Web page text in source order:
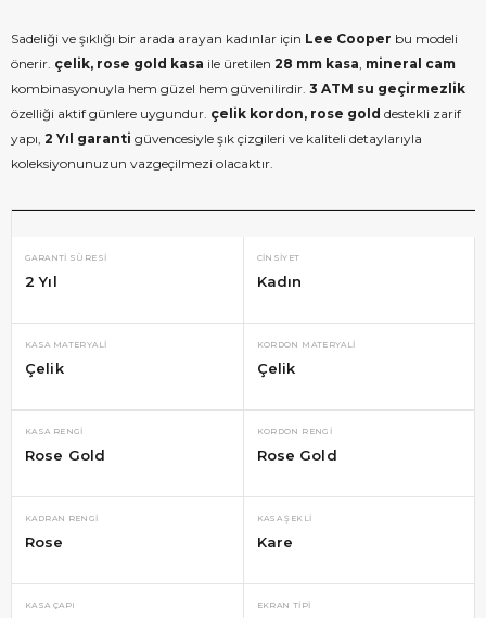
Sadeliği ve şıklığı bir arada arayan kadınlar için Lee Cooper bu modeli
önerir. çelik, rose gold kasa ile üretilen 28 mm kasa, mineral cam
kombinasyonuyla hem güzel hem güvenilirdir. 3 ATM su geçirmezlik
özelliği aktif günlere uygundur. çelik kordon, rose gold destekli zarif
yapı, 2 Yıl garanti güvencesiyle şık çizgileri ve kaliteli detaylarıyla
koleksiyonunuzun vazgeçilmezi olacaktır.
GARANTI SÜRESI
2 Yıl
CINSIYET
Kadın
KASA MATERYALI
Çelik
KORDON MATERYALI
Çelik
KASA RENGI
Rose Gold
KORDON RENGI
Rose Gold
KADRAN RENGI
Rose
KASA ŞEKLI
Kare
KASA ÇAPI EKRAN TIPI